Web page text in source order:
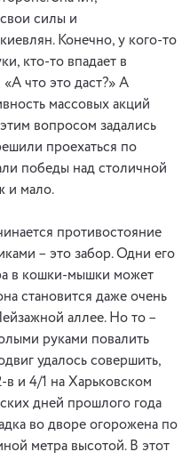
силы и
Конечно, у кого-то
кто-то впадает в
что это даст?» А
массовых акций
вопросом задались
проехаться по
победы над столичной
и мало.
противостояние
– это забор. Одни его
в кошки-мышки может
становится даже очень
аллее. Но то –
руками повалить
удалось совершить,
и 4/1 на Харьковском
дней прошлого года
во дворе огорожена по
метра высотой. В этот